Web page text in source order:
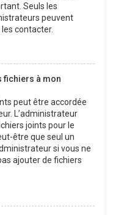
Seuls les
peuvent
contacter.
fichiers à mon
peut être accordée
L’administrateur
joints pour le
être que seul un
si vous ne
ajouter de fichiers